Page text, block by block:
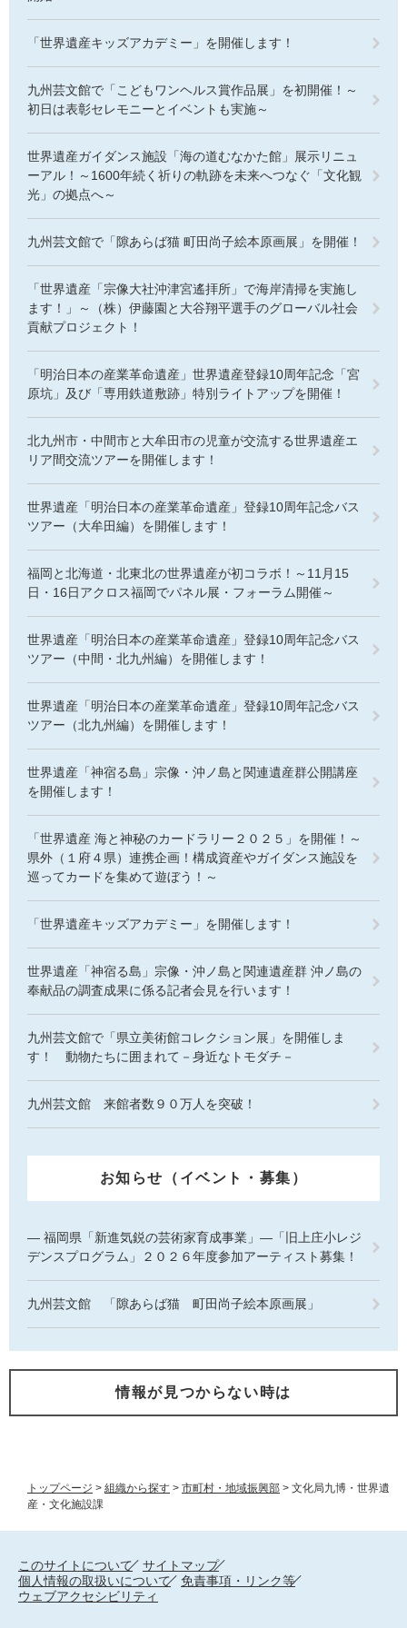
トップページ > 組織から探す > 市町村・地域振興部 > 文化局九博・世界遺
産・文化施設課
「世界遺産キッズアカデミー」を開催します！
九州芸文館で「こどもワンヘルス賞作品展」を初開催！～
初日は表彰セレモニーとイベントも実施～
世界遺産ガイダンス施設「海の道むなかた館」展示リニュ
ーアル！～1600年続く祈りの軌跡を未来へつなぐ「文化観
光」の拠点へ～
九州芸文館で「隙あらば猫 町田尚子絵本原画展」を開催！
「世界遺産「宗像大社沖津宮遙拝所」で海岸清掃を実施し
ます！」～（株）伊藤園と大谷翔平選手のグローバル社会
貢献プロジェクト！
「明治日本の産業革命遺産」世界遺産登録10周年記念「宮
原坑」及び「専用鉄道敷跡」特別ライトアップを開催！
北九州市・中間市と大牟田市の児童が交流する世界遺産エ
リア間交流ツアーを開催します！
世界遺産「明治日本の産業革命遺産」登録10周年記念バス
ツアー（大牟田編）を開催します！
福岡と北海道・北東北の世界遺産が初コラボ！～11月15
日・16日アクロス福岡でパネル展・フォーラム開催～
世界遺産「明治日本の産業革命遺産」登録10周年記念バス
ツアー（中間・北九州編）を開催します！
世界遺産「明治日本の産業革命遺産」登録10周年記念バス
ツアー（北九州編）を開催します！
世界遺産「神宿る島」宗像・沖ノ島と関連遺産群公開講座
を開催します！
「世界遺産 海と神秘のカードラリー２０２５」を開催！～
県外（１府４県）連携企画！構成資産やガイダンス施設を
巡ってカードを集めて遊ぼう！～
「世界遺産キッズアカデミー」を開催します！
世界遺産「神宿る島」宗像・沖ノ島と関連遺産群 沖ノ島の
奉献品の調査成果に係る記者会見を行います！
九州芸文館で「県立美術館コレクション展」を開催しま
す！ 動物たちに囲まれて－身近なトモダチ－
九州芸文館 来館者数９０万人を突破！
お知らせ（イベント・募集）
― 福岡県「新進気鋭の芸術家育成事業」―「旧上庄小レジ
デンスプログラム」２０２６年度参加アーティスト募集！
九州芸文館 「隙あらば猫 町田尚子絵本原画展」
情報が見つからない時は
このサイトについて
サイトマップ
個人情報の取扱いについて
免責事項・リンク等
ウェブアクセシビリティ